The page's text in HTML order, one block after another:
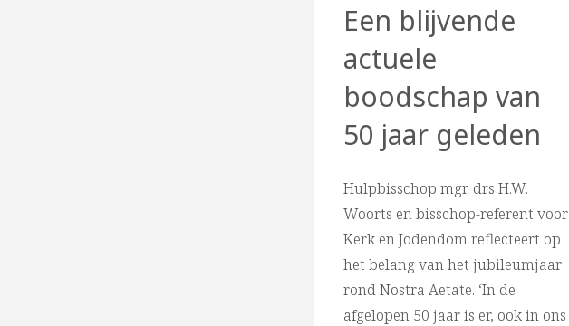
Conferentie
50
Nostra
Aetate"
Een blijvende
actuele
boodschap van
50 jaar geleden
Hulpbisschop mgr. drs H.W.
Woorts en bisschop-referent voor
Kerk en Jodendom reflecteert op
het belang van het jubileumjaar
rond Nostra Aetate. ‘In de
afgelopen 50 jaar is er, ook in ons